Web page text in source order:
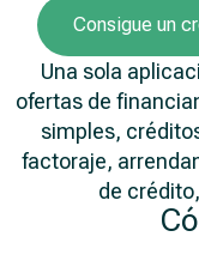
Consigue un
Una sola
ofertas de
simples,
factoraje,
de